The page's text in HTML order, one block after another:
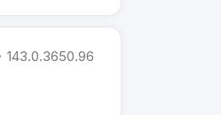
143.0.3650.96